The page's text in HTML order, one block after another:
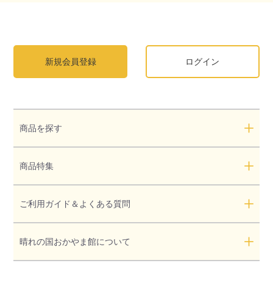
新規会員登録 ログイン
商品を探す
商品特集
ご利用ガイド＆よくある質問
晴れの国おかやま館について